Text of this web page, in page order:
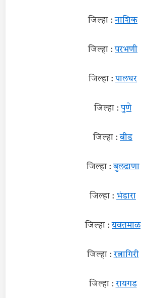
जिल्हा :नाशिक
जिल्हा :परभणी
जिल्हा :पालघर
जिल्हा :पुणे
जिल्हा :बीड
जिल्हा :बुलढाणा
जिल्हा : भंडारा
जिल्हा :यवतमाळ
जिल्हा :रत्नागिरी
जिल्हा :रायगड